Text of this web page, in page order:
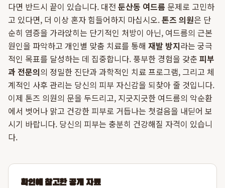
다면 반드시 끝이 있습니다. 대전 둔산동 여드름 문제로 고민하
고 있다면, 더 이상 혼자 힘들어하지 마십시오.톤즈 의원은 단
순히 염증을 가라앉히는 단기적인 처방이 아닌, 여드름의 근본
원인을 파악하고 개인별 맞춤 치료를 통해 재발 방지라는 궁극
적인 목표를 달성하는 데 집중합니다. 풍부한 경험을 갖춘 피부
과 전문의의 정밀한 진단과 과학적인 치료 프로그램, 그리고 체
계적인 사후 관리는 당신의 피부 자신감을 되찾아 줄 것입니다.
이제 톤즈 의원의 문을 두드리고, 지긋지긋한 여드름의 악순환
에서 벗어나 맑고 건강한 피부로 거듭나는 첫걸음을 내딛어 보
시기 바랍니다. 당신의 피부는 충분히 건강해질 자격이 있습니
다.
확인에 참고한 공개 자료